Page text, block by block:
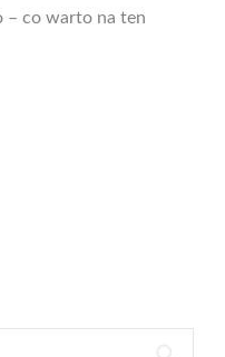
– co warto na ten